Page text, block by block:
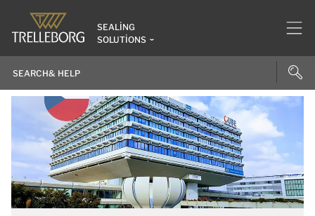
SEALING
SOLUTIONS